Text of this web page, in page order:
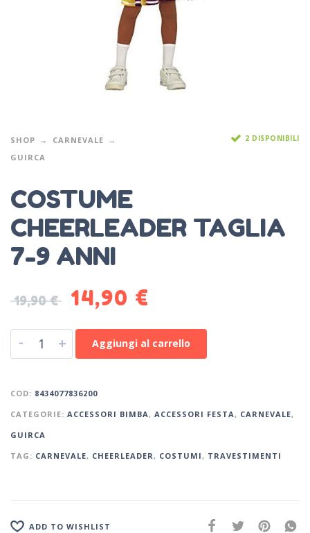
SHOP
CARNEVALE
GUIRCA
2 DISPONIBILI
COSTUME
CHEERLEADER TAGLIA
7-9 ANNI
19,90€ 14,90 €
- + Aggiungi al carrello
COD: 8434077836200
CATEGORIE: ACCESSORI BIMBA , ACCESSORI FESTA , CARNEVALE,
GUIRCA
TAG: CARNEVALE, CHEERLEADER , COSTUMI , TRAVESTIMENTI
ADD TO WISHLIST